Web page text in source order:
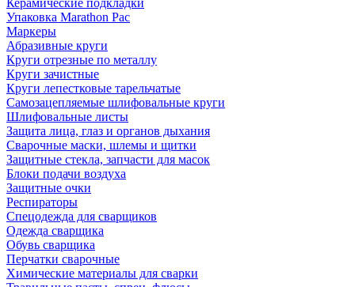
Керамические подкладки
Упаковка Marathon Pac
Маркеры
Абразивные круги
Круги отрезные по металлу
Круги зачистные
Круги лепестковые тарельчатые
Самозацепляемые шлифовальные круги
Шлифовальные листы
Защита лица, глаз и органов дыхания
Сварочные маски, шлемы и щитки
Защитные стекла, запчасти для масок
Блоки подачи воздуха
Защитные очки
Респираторы
Спецодежда для сварщиков
Одежда сварщика
Обувь сварщика
Перчатки сварочные
Химические материалы для сварки